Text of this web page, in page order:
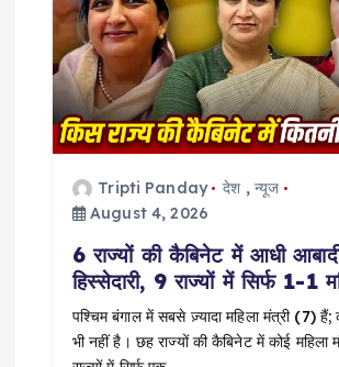
g
a
t
Tripti Panday देश , न्यूज
August 4, 2026
6 राज्यों की कैबिनेट में आधी
हिस्सेदारी, 9 राज्यों में सिर्फ 1-1
पश्चिम बंगाल में सबसे ज़्यादा महिला मंत्री (7)
भी नहीं है। छह राज्यों की कैबिनेट में कोई महिला